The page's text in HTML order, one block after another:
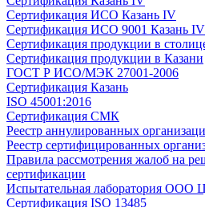
Сертификация ИСО Казань IV
Сертификация ИСО 9001 Казань IV
Сертификация продукции в
Сертификация продукции в Казани
ГОСТ Р ИСО/МЭК 27001-2006
Сертификация Казань
ISO 45001:2016
Сертификация СМК
Реестр аннулированных
Реестр сертифицированных
Правила рассмотрения жалоб на
сертификации
Испытательная лаборатория ООО
Сертификация ISO 13485